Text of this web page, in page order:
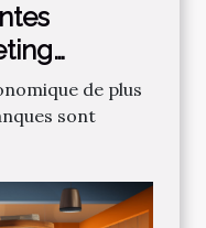
de
de plus
sont